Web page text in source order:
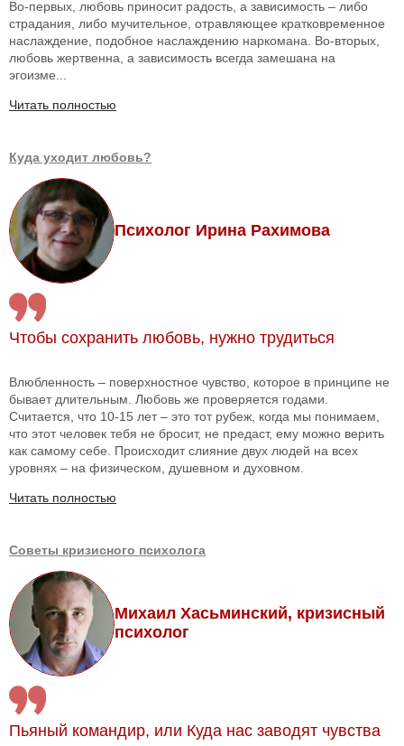
Во-первых, любовь приносит радость, а зависимость – либо
страдания, либо мучительное, отравляющее кратковременное
наслаждение, подобное наслаждению наркомана. Во-вторых,
любовь жертвенна, а зависимость всегда замешана на
эгоизме...
Читать полностью
Куда уходит любовь?
Психолог Ирина Рахимова
Чтобы сохранить любовь, нужно трудиться
Влюбленность – поверхностное чувство, которое в принципе не
бывает длительным. Любовь же проверяется годами.
Считается, что 10-15 лет – это тот рубеж, когда мы понимаем,
что этот человек тебя не бросит, не предаст, ему можно верить
как самому себе. Происходит слияние двух людей на всех
уровнях – на физическом, душевном и духовном.
Читать полностью
Советы кризисного психолога
Михаил Хасьминский, кризисный
психолог
Пьяный командир, или Куда нас заводят чувства